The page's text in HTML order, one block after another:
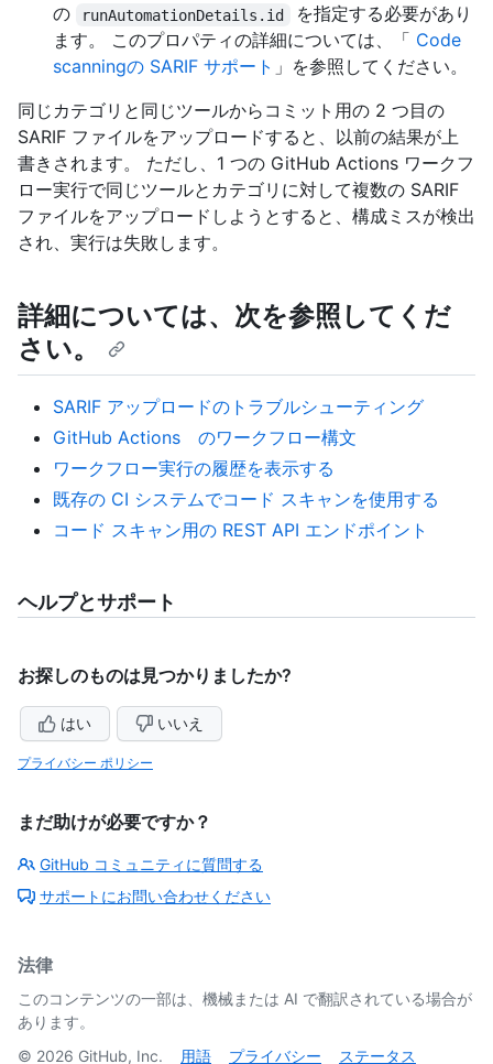
の
runAutomationDetails.id
を指定する必要があり
ます。 このプロパティの詳細については、「 Code
scanningの SARIF サポート 」を参照してください。
同じカテゴリと同じツールからコミット用の 2 つ目の
SARIF ファイルをアップロードすると、以前の結果が上
書きされます。 ただし、1 つの GitHub Actions ワークフ
ロー実行で同じツールとカテゴリに対して複数の SARIF
ファイルをアップロードしようとすると、構成ミスが検出
され、実行は失敗します。
詳細については、次を参照してくだ
さい。
SARIF アップロードのトラブルシューティング
GitHub Actions のワークフロー構文
ワークフロー実行の履歴を表示する
既存の CI システムでコード スキャンを使用する
コード スキャン用の REST API エンドポイント
ヘルプとサポート
お探しのものは見つかりましたか?
はい いいえ
プライバシー ポリシー
まだ助けが必要ですか？
GitHub コミュニティに質問する
サポートにお問い合わせください
法律
このコンテンツの一部は、機械または AI で翻訳されている場合が
あります。
© 2026 GitHub, Inc. 用語 プライバシー ステータス